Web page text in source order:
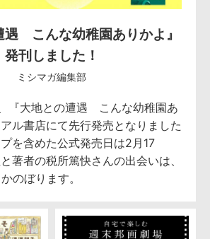
遇 こんな幼稚園ありかよ』
発刊しました！
ミシマガ編集部
『大地との遭遇 こんな幼稚園あ
ル書店にて先行発売となりました
プを含めた公式発売日は2月17
著者の税所篤快さんの出会いは、
のぼります。